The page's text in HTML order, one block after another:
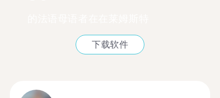
下载软件